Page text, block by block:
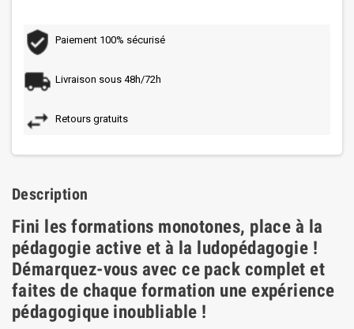
Paiement 100% sécurisé
Livraison sous 48h/72h
Retours gratuits
Description
Fini les formations monotones, place à la
pédagogie active et à la ludopédagogie !
Démarquez-vous avec ce pack complet et
faites de chaque formation une expérience
pédagogique inoubliable !